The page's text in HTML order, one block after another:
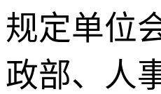
规定单位
政部、人